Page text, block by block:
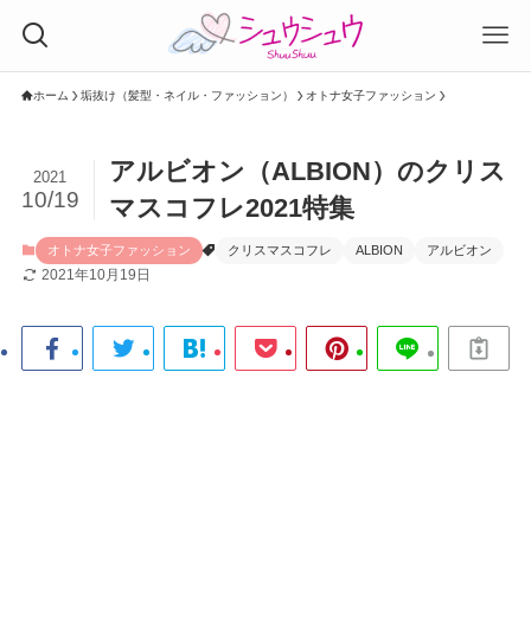
ホーム 垢抜け（髪型・ネイル・ファッション） オトナ女子ファッション
アルビオン（ALBION）のクリス
マスコフレ2021特集
2021
10/19
オトナ女子ファッション クリスマスコフレ ALBION アルビオン
2021年10月19日